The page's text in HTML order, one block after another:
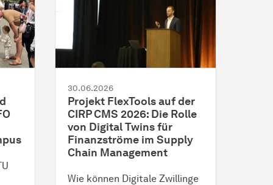
30.06.2026
Projekt FlexTools auf der
CIRP CMS 2026: Die Rolle
von Digital Twins für
Finanzströme im Supply
Chain Management
Wie können Digitale Zwillinge